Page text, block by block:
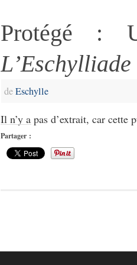
Protégé :
L’Eschylliade
deEschylle
Il n’y a pas d’extrait, car cette
Partager :